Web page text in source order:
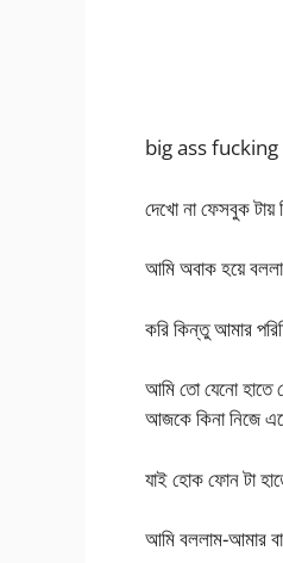
big ass fucking
দেখো না ফেসবুক টায়
আমি অবাক হয়ে
করি কিন্তু আমার
আমি তো যেনো হাতে
আজকে কিনা নিজে
যাই হোক ফোন টা
আমি বললাম-আমার